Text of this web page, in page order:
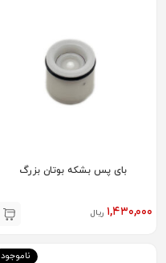
بای پس بشکه بوتان بزرگ
۱,۴۳۰,۰۰۰ ریال
ناموجود